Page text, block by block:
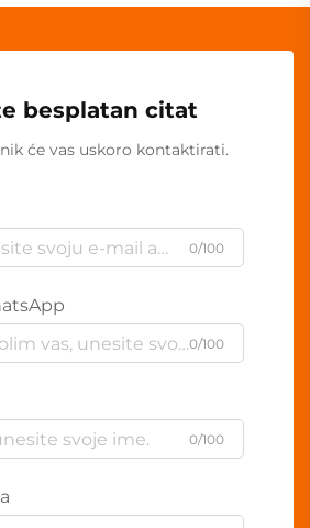
besplatan citat
će vas uskoro kontaktirati.
0/100
0/100
0/100